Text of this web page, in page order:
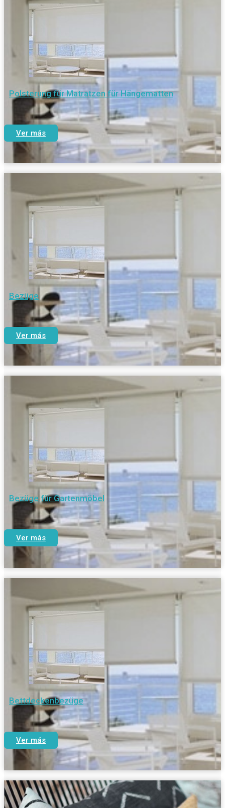
Polsterung für Matratzen für Hängematten
Ver más
Bezüge
Ver más
Bezüge für Gartenmöbel
Ver más
Bettdeckenbezüge
Ver más